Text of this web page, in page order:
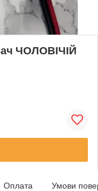
ЧОЛОВІЧІЙ
Оплата Умови